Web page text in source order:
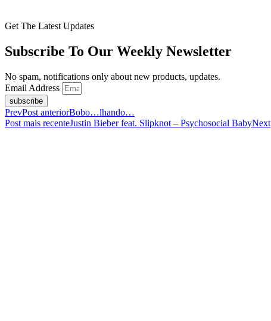
Get The Latest Updates
Subscribe To Our Weekly Newsletter
No spam, notifications only about new products, updates.
Email Address
subscribe
PrevPost anteriorBobo…lhando…
Post mais recenteJustin Bieber feat. Slipknot – Psychosocial BabyNext